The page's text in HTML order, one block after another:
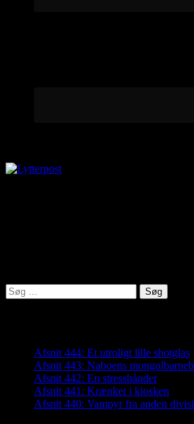
Søg
efter:
Afsnit 444: Et utroligt lille shotglas
Afsnit 443: Naboens
Afsnit 442: En stresshånder
Afsnit 441: Krænket i kiosken
Afsnit 440: Vampyr fra anden